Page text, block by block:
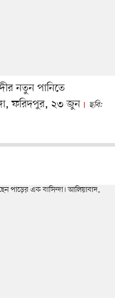
নতুন পানিতে
ফরিদপুর, ২৩ জুন
ছবি: